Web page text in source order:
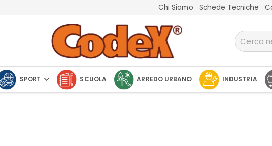
Chi Siamo Schede Tecniche
SPORT SCUOLA ARREDO URBANO INDUSTRIA